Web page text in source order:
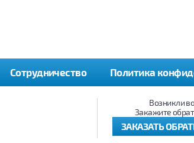
Сотрудничество Политика
Возникли
Закажите
ЗАКАЗАТЬ